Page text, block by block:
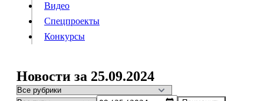
КонкурсыВидео
Спецпроекты
Конкурсы
Новости за 25.09.2024